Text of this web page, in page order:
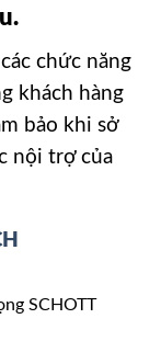
chức năng
khách hàng
bảo khi sở
nội trợ của
SCHOTT